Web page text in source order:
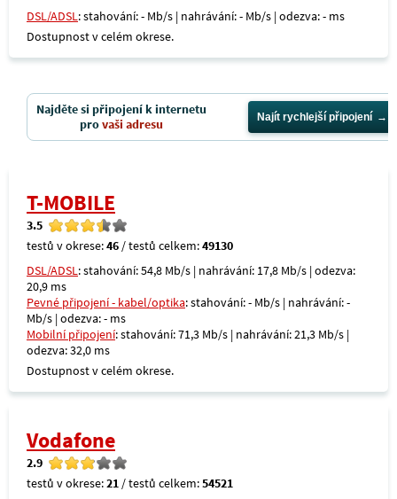
DSL/ADSL: stahování: - Mb/s | nahrávání: - Mb/s | odezva: - ms
Dostupnost v celém okrese.
Najděte si připojení k internetu
provaši adresu Najít rychlejší připojení
T-MOBILE
3.5
testů v okrese:46 / testů celkem:49130
DSL/ADSL: stahování: 54,8 Mb/s | nahrávání: 17,8 Mb/s | odezva:
20,9 ms
Pevné připojení - kabel/optika: stahování: - Mb/s | nahrávání: -
Mb/s | odezva: - ms
Mobilní připojení: stahování: 71,3 Mb/s | nahrávání: 21,3 Mb/s |
odezva: 32,0 ms
Dostupnost v celém okrese.
Vodafone
2.9
testů v okrese:21 / testů celkem:54521